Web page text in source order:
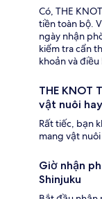
Có, THE
tiền toàn bộ.
ngày nhận
kiểm tra cẩn
khoản và điều
THE KNOT
vật nuôi
Rất tiếc, bạn
mang vật
Giờ nhận
Shinjuku